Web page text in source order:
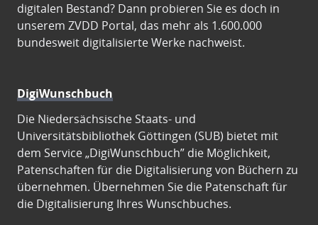
digitalen Bestand? Dann probieren Sie es doch in
unserem ZVDD Portal, das mehr als 1.600.000
bundesweit digitalisierte Werke nachweist.
DigiWunschbuch
Die Niedersächsische Staats- und
Universitätsbibliothek Göttingen (SUB) bietet mit
dem Service „DigiWunschbuch” die Möglichkeit,
Patenschaften für die Digitalisierung von Büchern zu
übernehmen. Übernehmen Sie die Patenschaft für
die Digitalisierung Ihres Wunschbuches.